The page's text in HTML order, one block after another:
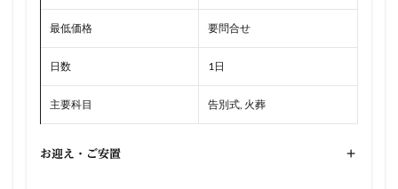
最低価格 要問合せ
日数 1日
主要科目 告別式, 火葬
お迎え・ご安置 +